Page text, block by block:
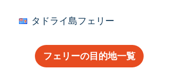
タドライ島フェリー
フェリーの目的地一覧